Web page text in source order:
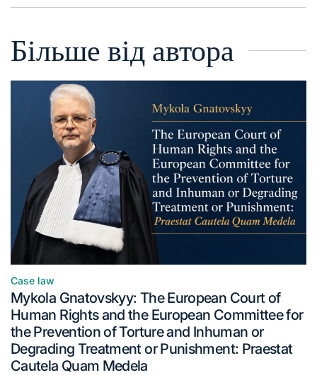
Більше від автора
Case law
Mykola Gnatovskyy: The European Court of
Human Rights and the European Committee for
the Prevention of Torture and Inhuman or
Degrading Treatment or Punishment: Praestat
Cautela Quam Medela